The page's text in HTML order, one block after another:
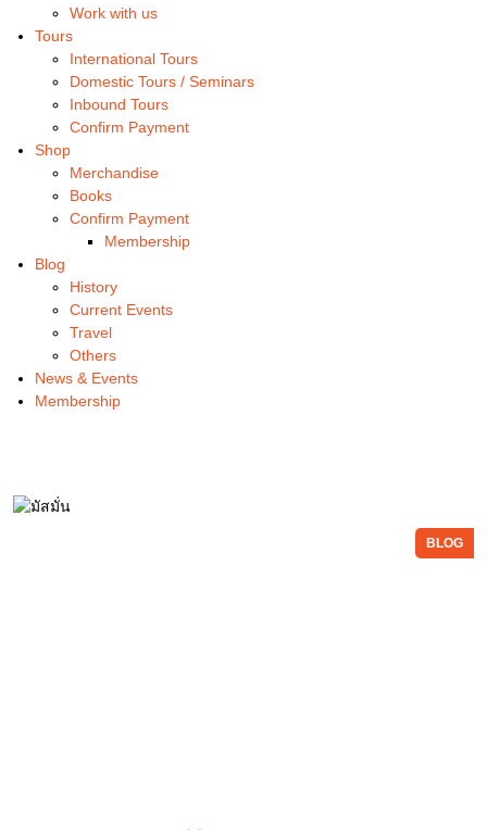
Work with us
Tours
International Tours
Domestic Tours / Seminars
Inbound Tours
Confirm Payment
Shop
Merchandise
Books
Confirm Payment
Membership
Blog
History
Current Events
Travel
Others
News & Events
Membership
BLOG